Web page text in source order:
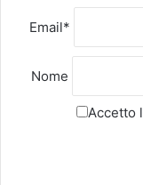
Email*
Nome
Accetto